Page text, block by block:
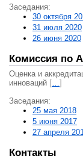
Заседания:
30 октября
31 июля 2020
26 июня 2020
Комиссия по
Оценка и
инноваций […]
Заседания:
25 мая 2018
5 июня 2017
27 апреля
Контакты